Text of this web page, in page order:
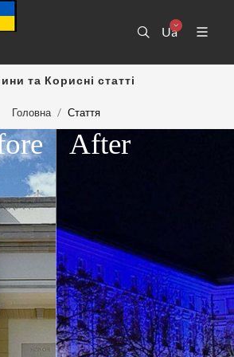
Ua
та Корисні статті
Головна Стаття
After